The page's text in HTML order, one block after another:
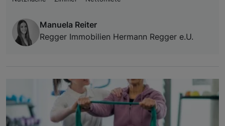
Manuela Reiter
Regger Immobilien Hermann Regger e.U.